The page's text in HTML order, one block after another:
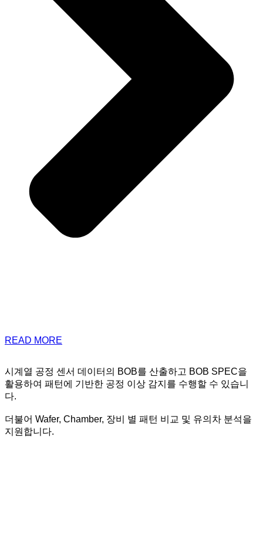
READ MORE
시계열 공정 센서 데이터의 BOB를 산출하고 BOB SPEC을
활용하여 패턴에 기반한 공정 이상 감지를 수행할 수 있습니
다.
더불어 Wafer, Chamber, 장비 별 패턴 비교 및 유의차 분석을
지원합니다.